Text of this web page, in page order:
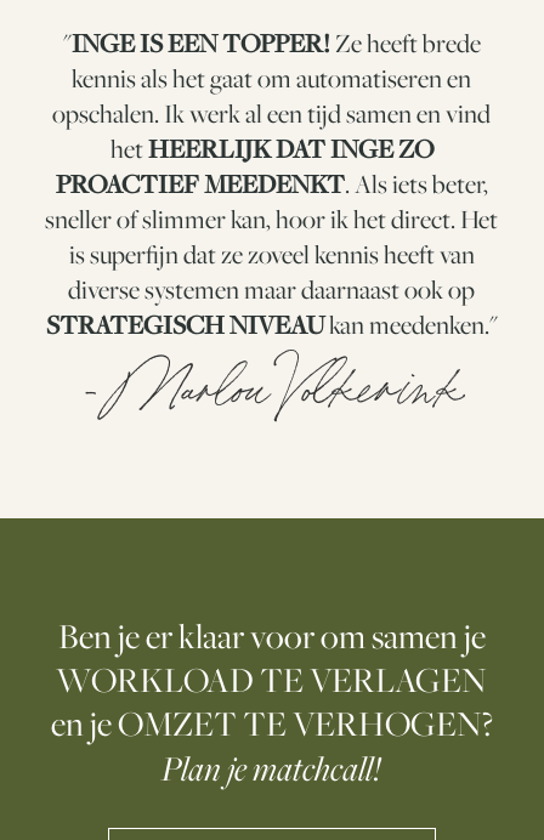
"INGE IS EEN TOPPER! Ze heeft brede
kennis als het gaat om automatiseren en
opschalen. Ik werk al een tijd samen en vind
hetHEERLIJK DAT INGE ZO
PROACTIEF MEEDENKT. Als iets beter,
sneller of slimmer kan, hoor ik het direct. Het
is superfijn dat ze zoveel kennis heeft van
diverse systemen maar daarnaast ook op
STRATEGISCH NIVEAUkan meedenken."
- Marlou Volkerink
Ben je er klaar voor om samen je
WORKLOAD TE VERLAGEN
en je OMZET TE VERHOGEN?
Plan je matchcall!